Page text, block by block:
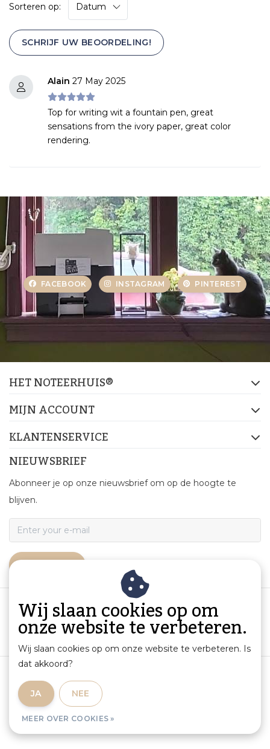
Sorteren op:
SCHRIJF UW BEOORDELING!
Alain 27 May 2025
Top for writing wit a fountain pen, great
sensations from the ivory paper, great color
rendering.
FACEBOOK INSTAGRAM PINTEREST
HET NOTEERHUIS®
MIJN ACCOUNT
KLANTENSERVICE
NIEUWSBRIEF
Abonneer je op onze nieuwsbrief om op de hoogte te
blijven.
Productinformatie en aansprakelijkheid
Sitemap
Wij slaan cookies op om
onze website te verbeteren.
Wij slaan cookies op om onze website te verbeteren. Is
dat akkoord?
JA NEE
MEER OVER COOKIES »